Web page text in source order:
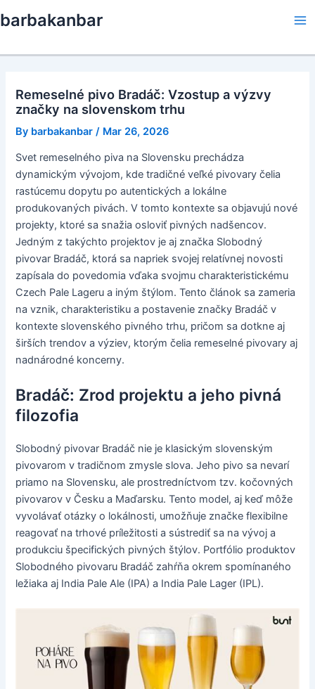
to
barbakanbar
Remeselné pivo Bradáč: Vzostup a výzvy
značky na slovenskom trhu
By barbakanbar / Mar 26, 2026
Svet remeselného piva na Slovensku prechádza
dynamickým vývojom, kde tradičné veľké pivovary čelia
rastúcemu dopytu po autentických a lokálne
produkovaných pivách. V tomto kontexte sa objavujú nové
projekty, ktoré sa snažia osloviť pivných nadšencov.
Jedným z takýchto projektov je aj značka Slobodný
pivovar Bradáč, ktorá sa napriek svojej relatívnej novosti
zapísala do povedomia vďaka svojmu charakteristickému
Czech Pale Lageru a iným štýlom. Tento článok sa zameria
na vznik, charakteristiku a postavenie značky Bradáč v
kontexte slovenského pivného trhu, pričom sa dotkne aj
širších trendov a výziev, ktorým čelia remeselné pivovary aj
nadnárodné koncerny.
Bradáč: Zrod projektu a jeho pivná
filozofia
Slobodný pivovar Bradáč nie je klasickým slovenským
pivovarom v tradičnom zmysle slova. Jeho pivo sa nevarí
priamo na Slovensku, ale prostredníctvom tzv. kočovných
pivovarov v Česku a Maďarsku. Tento model, aj keď môže
vyvolávať otázky o lokálnosti, umožňuje značke flexibilne
reagovať na trhové príležitosti a sústrediť sa na vývoj a
produkciu špecifických pivných štýlov. Portfólio produktov
Slobodného pivovaru Bradáč zahŕňa okrem spomínaného
ležiaka aj India Pale Ale (IPA) a India Pale Lager (IPL).